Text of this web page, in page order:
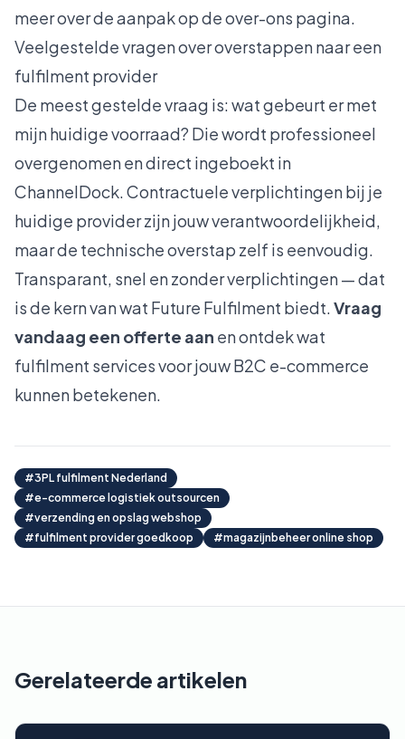
meer over de aanpak opde over-ons pagina.
Veelgestelde vragen over overstappen naar een
fulfilment provider
De meest gestelde vraag is: wat gebeurt er met
mijn huidige voorraad? Die wordt professioneel
overgenomen en direct ingeboekt in
ChannelDock. Contractuele verplichtingen bij je
huidige provider zijn jouw verantwoordelijkheid,
maar de technische overstap zelf is eenvoudig.
Transparant, snel en zonder verplichtingen — dat
is de kern van wat Future Fulfilment biedt.Vraag
vandaag een offerte aan en ontdek wat
fulfilment services voor jouw B2C e-commerce
kunnen betekenen.
#3PL fulfilment Nederland
#e-commerce logistiek outsourcen
#verzending en opslag webshop
#fulfilment provider goedkoop #magazijnbeheer online shop
Gerelateerde artikelen